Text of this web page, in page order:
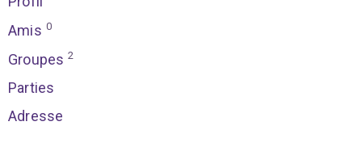
Amis 0
Groupes 2
Parties
Adresse